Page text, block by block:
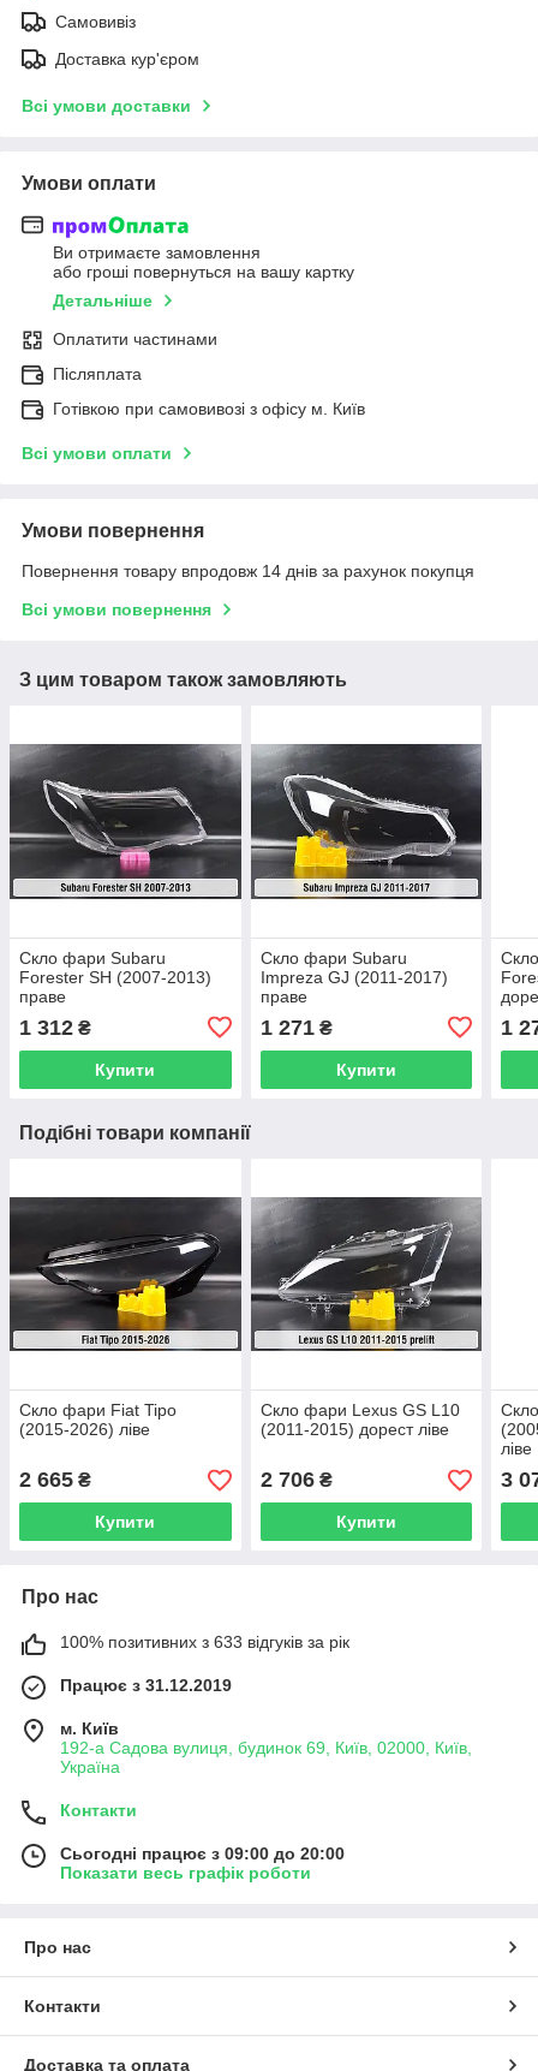
Самовивіз
Доставка кур'єром
Всі умови доставки
Умови оплати
Ви отримаєте замовлення
або гроші повернуться на вашу картку
Детальніше
Оплатити частинами
Післяплата
Готівкою при самовивозі з офісу м. Київ
Всі умови оплати
Умови повернення
Повернення товару впродовж 14 днів за рахунок покупця
Всі умови повернення
З цим товаром також замовляють
Скло фари Subaru
Forester SH (2007-2013)
праве
1 312 ₴
Купити
Скло фари Subaru
Impreza GJ (2011-2017)
праве
1 271₴
Купити
1
Подібні товари компанії
Скло фари Fiat Tipo
(2015-2026) ліве
2 665 ₴
Купити
Скло фари Lexus GS L10
(2011-2015) дорест ліве
2 706₴
Купити
ліве
3
Про нас
100% позитивних з 633 відгуків за рік
Працює з 31.12.2019
м. Київ
192-а Садова вулиця, будинок 69, Київ, 02000, Київ,
Україна
Контакти
Сьогодні працює з 09:00 до 20:00
Показати весь графік роботи
Про нас
Контакти
Доставка та оплата